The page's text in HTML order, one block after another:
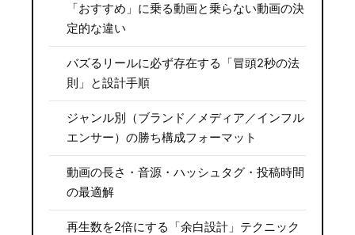
「おすすめ」に乗る動画と乗らない動画の決
定的な違い
バズるリールに必ず存在する「冒頭2秒の法
則」と設計手順
ジャンル別（ブランド／メディア／インフル
エンサー）の勝ち構成フォーマット
動画の長さ・音源・ハッシュタグ・投稿時間
の最適解
再生数を2倍にする「余白設計」テクニック